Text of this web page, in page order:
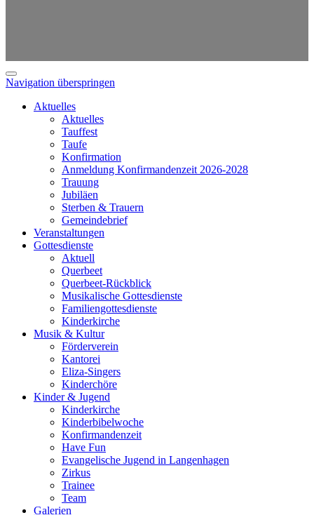
Navigation überspringen
Aktuelles
Aktuelles
Tauffest
Taufe
Konfirmation
Anmeldung Konfirmandenzeit 2026-2028
Trauung
Jubiläen
Sterben & Trauern
Gemeindebrief
Veranstaltungen
Gottesdienste
Aktuell
Querbeet
Querbeet-Rückblick
Musikalische Gottesdienste
Familiengottesdienste
Kinderkirche
Musik & Kultur
Förderverein
Kantorei
Eliza-Singers
Kinderchöre
Kinder & Jugend
Kinderkirche
Kinderbibelwoche
Konfirmandenzeit
Have Fun
Evangelische Jugend in Langenhagen
Zirkus
Trainee
Team
Galerien